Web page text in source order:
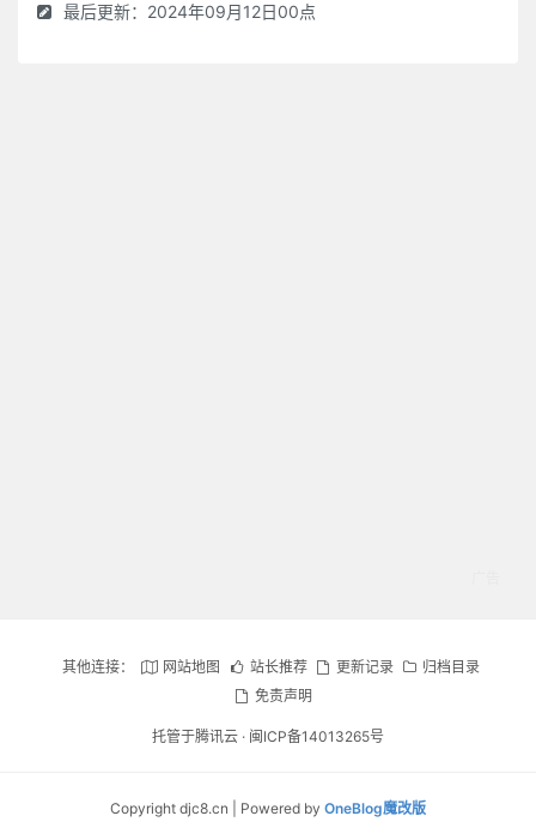
最后更新：2024年09月12日00点
其他连接： 网站地图 站长推荐 更新记录
归档目录
免责声明
托管于腾讯云 · 闽ICP备14013265号
Copyright djc8.cn | Powered by OneBlog魔改版